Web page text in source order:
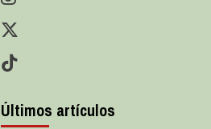
Últimos artículos